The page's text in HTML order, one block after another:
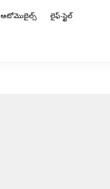
ఆటోమొబైల్స్ లైఫ్-స్టైల్